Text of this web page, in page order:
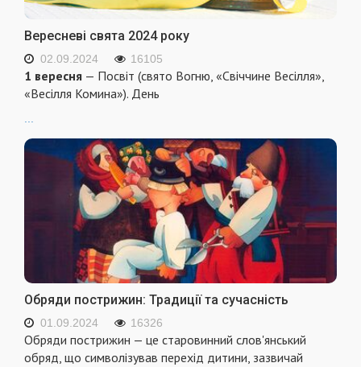
Вересневі свята 2024 року
02.09.2024 16105
1 вересня — Посвіт (свято Вогню, «Свіччине Весілля»,
«Весілля Комина»). День
Обряди пострижин: Традиції та сучасність
01.09.2024 16326
Обряди пострижин — це старовинний слов'янський
обряд, що символізував перехід дитини, зазвичай